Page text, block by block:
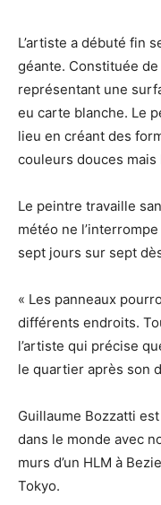
L’artiste a débuté fin
géante. Constituée
représentant une
eu carte blanche. Le
lieu en créant des
couleurs douces mais
Le peintre travaille
météo ne
sept jours sur sept
« Les panneaux
différents endroits.
l’artiste qui précise
le quartier après son
Guillaume Bozzatti
dans le monde avec
murs d’un HLM à
Tokyo.